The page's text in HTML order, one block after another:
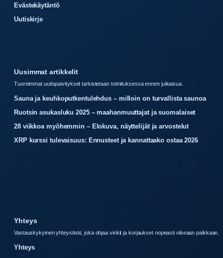
Evästekäytäntö
Uutiskirje
Uusimmat artikkelit
Tuoreimmat uutispaivitykset tarkistetaan toimituksessa ennen julkaisua.
Sauna ja keuhkoputkentulehdus – milloin on turvallista saunoa
Ruotsin asukasluku 2025 – maahanmuuttajat ja suomalaiset
28 viikkoa myöhemmin – Elokuva, näyttelijät ja arvostelut
XRP kurssi tulevaisuus: Ennusteet ja kannattaako ostaa 2026
Yhteys
Vastauskykyinen yhteystiski, joka ohjaa vinkit ja korjaukset nopeasti oikeaan paikkaan.
Yhteys